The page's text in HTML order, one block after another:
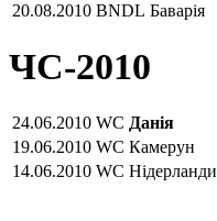
20.08.2010 BNDL Баварія
ЧС-2010
24.06.2010 WC Данія
19.06.2010 WC Камерун
14.06.2010 WC Нідерланди